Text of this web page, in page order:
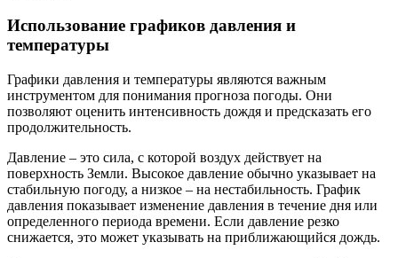
Использование графиков давления и
температуры
Графики давления и температуры являются важным
инструментом для понимания прогноза погоды. Они
позволяют оценить интенсивность дождя и предсказать его
продолжительность.
Давление – это сила, с которой воздух действует на
поверхность Земли. Высокое давление обычно указывает на
стабильную погоду, а низкое – на нестабильность. График
давления показывает изменение давления в течение дня или
определенного периода времени. Если давление резко
снижается, это может указывать на приближающийся дождь.